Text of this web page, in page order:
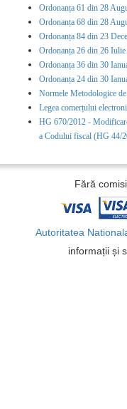
Ordonanța 61 din 28
Ordonanța 68 din 28
Ordonanța 84 din 23
Ordonanța 26 din 26 Iulie
Ordonanța 36 din 30
Ordonanța 24 din 30
Normele Metodologice
Legea comerțului
HG 670/2012 -
a Codului fiscal (HG 44/
Fără
Autoritatea
informații și